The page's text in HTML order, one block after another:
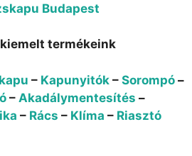
Budapest
termékeink
– Kapunyitók– Sorompó–
– Akadálymentesítés –
– Rács – Klíma – Riasztó